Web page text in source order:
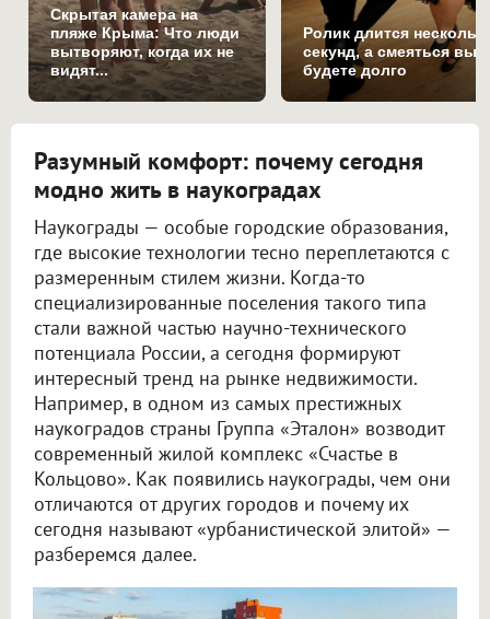
Скрытая камера на
пляже Крыма: Что люди
вытворяют, когда их не
видят...
Ролик длится
секунд, а смеяться вы
будете долго
Разумный комфорт: почему сегодня
модно жить в наукоградах
Наукограды — особые городские образования,
где высокие технологии тесно переплетаются с
размеренным стилем жизни. Когда-то
специализированные поселения такого типа
стали важной частью научно-технического
потенциала России, а сегодня формируют
интересный тренд на рынке недвижимости.
Например, в одном из самых престижных
наукоградов страны Группа «Эталон» возводит
современный жилой комплекс «Счастье в
Кольцово». Как появились наукограды, чем они
отличаются от других городов и почему их
сегодня называют «урбанистической элитой» —
разберемся далее.